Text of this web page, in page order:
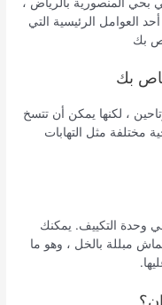
العوامل الرئيسية التي
بك
، لكنها يمكن أن تتسخ
مختلفة مثل التهابات
وحدة التكييف. يمكنك
مبللة بالخل ، وهو ما